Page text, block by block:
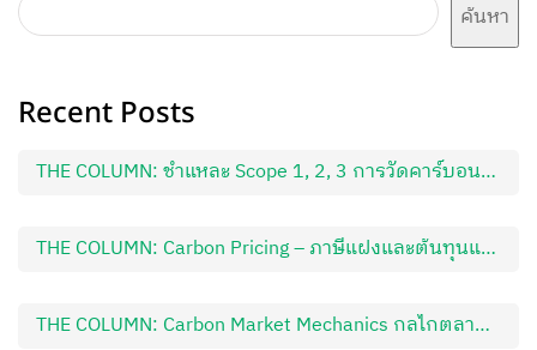
ค้นหา
Recent Posts
THE COLUMN: ชำแหละ Scope 1, 2, 3 การวัดคาร์บอนฟุตปริ้นแบบไร้รอยต่อตลอดห่วงโซ่อุปทาน
THE COLUMN: Carbon Pricing – ภาษีแฝงและต้นทุนแฝงที่กำลังกัดกินกำไรสุทธิธุรกิจเกษตร
THE COLUMN: Carbon Market Mechanics กลไกตลาดคาร์บอน ขุมทรัพย์ใหม่หรือกับดักทางการเงิน?